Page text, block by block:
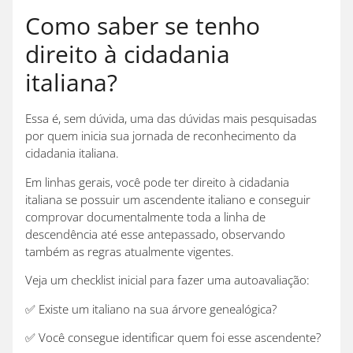
Como saber se tenho
direito à cidadania
italiana?
Essa é, sem dúvida, uma das dúvidas mais pesquisadas
por quem inicia sua jornada de reconhecimento da
cidadania italiana.
Em linhas gerais, você pode ter direito à cidadania
italiana se possuir um ascendente italiano e conseguir
comprovar documentalmente toda a linha de
descendência até esse antepassado, observando
também as regras atualmente vigentes.
Veja um checklist inicial para fazer uma autoavaliação:
✅ Existe um italiano na sua árvore genealógica?
✅ Você consegue identificar quem foi esse ascendente?